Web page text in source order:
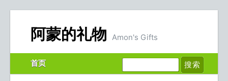
阿蒙的礼物 Amon's Gifts
首页